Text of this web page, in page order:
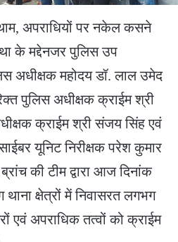
अपराधियों पर नकेल कसने
के मद्देनजर पुलिस उप
अधीक्षक महोदय डॉ. लाल उमेद
पुलिस अधीक्षक क्राईम श्री
क्राईम श्री संजय सिंह एवं
यूनिट निरीक्षक परेश कुमार
की टीम द्वारा आज दिनांक
क्षेत्रों में निवासरत लगभग
एवं अपराधिक तत्वों को क्राईम